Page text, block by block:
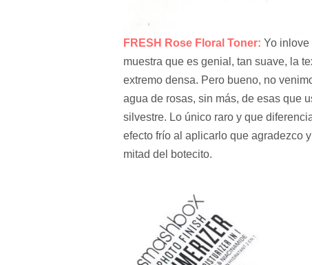
FRESH Rose Floral Toner: Yo inlove
muestra que es genial, tan suave, la
extremo densa. Pero bueno, no
agua de rosas, sin más, de esas que
silvestre. Lo único raro y que
efecto frío al aplicarlo que agradezco
mitad del botecito.